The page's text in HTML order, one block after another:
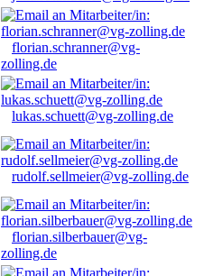
florian.schranner@vg-
zolling.de
lukas.schuett@vg-zolling.de
rudolf.sellmeier@vg-zolling.de
florian.silberbauer@vg-
zolling.de